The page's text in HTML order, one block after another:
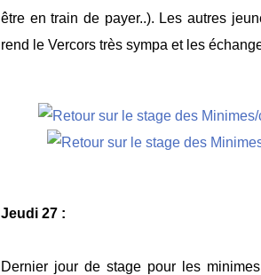
être en train de payer..). Les autres
rend le Vercors très sympa et les
Jeudi 27 :
Dernier jour de stage pour les